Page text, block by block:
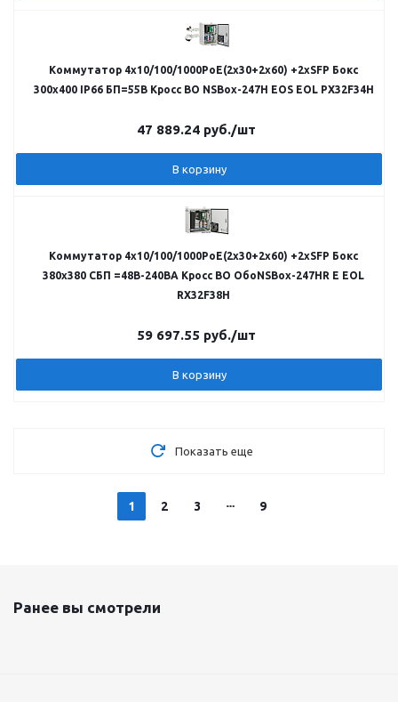
Коммутатор 4х10/100/1000PoE(2х30+2х60) +2хSFP Бокс
300x400 IP66 БП=55В Кросс ВО NSBox-247H EOS EOL PX32F34H
47 889.24руб./шт
В корзину
Коммутатор 4х10/100/1000PoE(2х30+2х60) +2хSFP Бокс
380x380 СБП =48В-240ВА Кросс ВО ОбоNSBox-247HR E EOL
RX32F38H
59 697.55 руб./шт
В корзину
Показать еще
1 2 3 9
Ранее вы смотрели